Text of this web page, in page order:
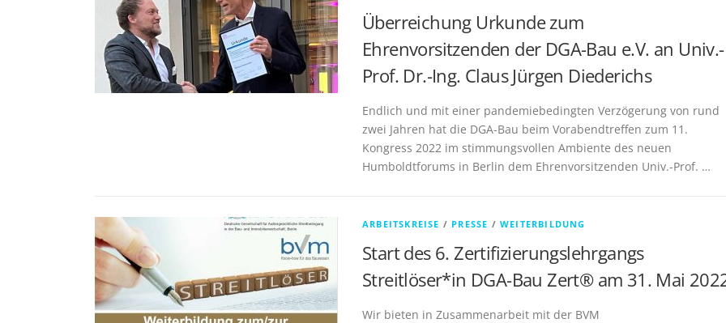
Überreichung Urkunde zum
Ehrenvorsitzenden der DGA-Bau e.V. an Univ.-
Prof. Dr.-Ing. Claus Jürgen Diederichs
Endlich und mit einer pandemiebedingten Verzögerung von rund
zwei Jahren hat die DGA-Bau beim Vorabendtreffen zum 11.
Kongress 2022 im stimmungsvollen Ambiente des neuen
Humboldtforums in Berlin dem Ehrenvorsitzenden Univ.-Prof. …
ARBEITSKREISE / PRESSE /WEITERBILDUNG
Start des 6. Zertifizierungslehrgangs
Streitlöser*in DGA-Bau Zert® am 31. Mai
Wir bieten in Zusammenarbeit mit der BVM